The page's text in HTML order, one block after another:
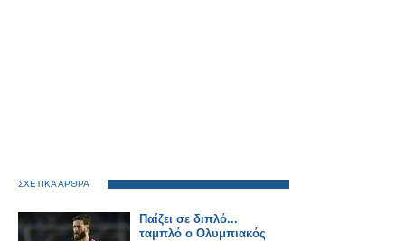
ΣΧΕΤΙΚΑ ΑΡΘΡΑ
Παίζει σε διπλό...
ταμπλό ο Ολυμπιακός